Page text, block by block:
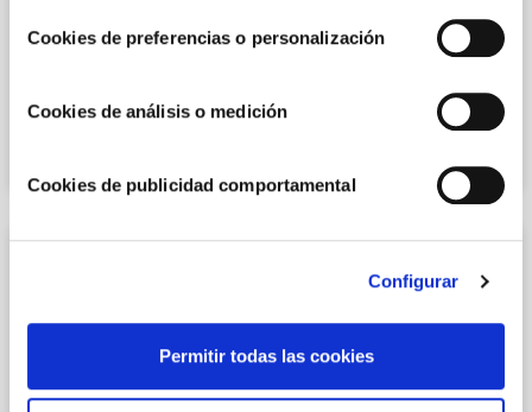
Cookies de preferencias o personalización
Cookies de análisis o medición
Cookies de publicidad comportamental
Configurar
Permitir todas las cookies
RECETAS CON CARNE PICADA
Empanada de carne con salsa de tomate